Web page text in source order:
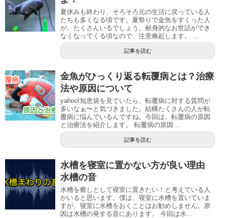
夏休みも終わり、そろそろ元の生活に戻っている人
たちも多くなる頃です。夏祭りで金魚をすくった人
が、たくさんいるでしょう。献身的なお世話ができ
なくなってくる頃なので、注意喚起します。 ...
記事を読む
金魚がひっくり返る転覆病とは？治療
法や原因について
yahoo!知恵袋を見ていたら、転覆病に対する質問が
多いなぁ〜と気づきました。結構たくさんの人が転
覆病に悩んでいるんですね。今回は、転覆病の原因
と治療法を紹介します。 転覆病の原因 ...
記事を読む
水槽を寝室に置かない方が良い理由
水槽の音
水槽を癒しとして寝室に置きたい！と考えている人
がいると思います。僕は、寝室に水槽を置いていま
すが、寝室に水槽をおくことはお勧めしません。原
因は水槽の発する音にあります。 今回は水...